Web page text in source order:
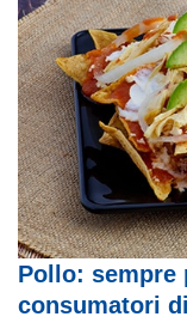
Pollo: sempre
consumatori